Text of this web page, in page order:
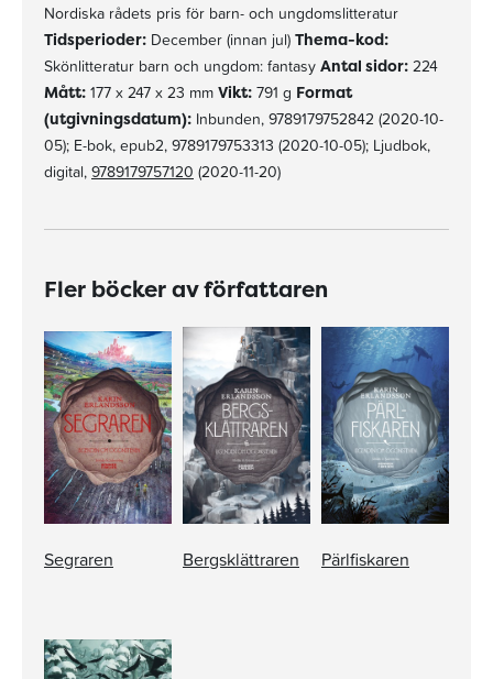
Nordiska rådets pris för barn- och ungdomslitteratur
Tidsperioder: December (innan jul) Thema-kod:
Skönlitteratur barn och ungdom: fantasy Antal sidor: 224
Mått: 177 x 247 x 23 mm Vikt: 791 g Format
(utgivningsdatum): Inbunden, 9789179752842 (2020-10-
05); E-bok, epub2, 9789179753313 (2020-10-05); Ljudbok,
digital, 9789179757120 (2020-11-20)
Fler böcker av författaren
Segraren Bergsklättraren Pärlfiskaren